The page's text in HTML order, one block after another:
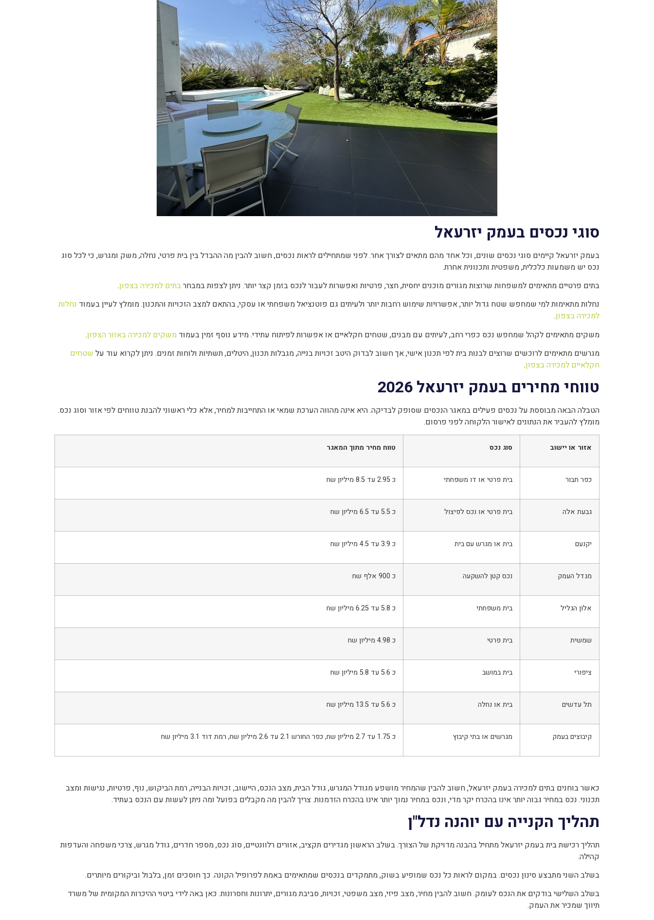
סוגי נכסים בעמק יזרעאל
בעמק יזרעאל קיימים סוגי נכסים שונים, וכל אחד מהם מתאים לצורך אחר. לפני שמתחילים לראות נכסים, חשוב להבין מה ההבדל בין בית פרטי, נחלה, משק ומגרש, כי לכל סוג
נכס יש משמעות כלכלית, משפטית ותכנונית אחרת.
בתים פרטיים מתאימים למשפחות שרוצות מגורים מוכנים יחסית, חצר, פרטיות ואפשרות לעבור לנכס בזמן קצר יותר. ניתן לצפות במבחרבתים למכירה בצפון.
נחלות מתאימות למי שמחפש שטח גדול יותר, אפשרויות שימוש רחבות יותר ולעיתים גם פוטנציאל משפחתי או עסקי, בהתאם למצב הזכויות והתכנון. מומלץ לעיין בעמוד נחלות
למכירה בצפון.
משקים מתאימים לקהל שמחפש נכס כפרי רחב, לעיתים עם מבנים, שטחים חקלאיים או אפשרות לפיתוח עתידי. מידע נוסף זמין בעמוד משקים למכירה באזור הצפון.
מגרשים מתאימים לרוכשים שרוצים לבנות בית לפי תכנון אישי, אך חשוב לבדוק היטב זכויות בנייה, מגבלות תכנון, היטלים, תשתיות ולוחות זמנים. ניתן לקרוא עוד על שטחים
חקלאיים למכירה בצפון.
טווחי מחירים בעמק יזרעאל 2026
הטבלה הבאה מבוססת על נכסים פעילים במאגר הנכסים שסופק לבדיקה. היא אינה מהווה הערכת שמאי או התחייבות למחיר, אלא כלי ראשוני להבנת טווחים לפי אזור וסוג נכס.
מומלץ להעביר את הנתונים לאישור הלקוחה לפני פרסום.
אזור או יישוב סוג נכס טווח מחיר מתוך המאגר
כפר תבור בית פרטי או דו משפחתי כ 2.95 עד 8.5 מיליון שח
גבעת אלה בית פרטי או נכס לפיצול כ 5.5 עד 6.5 מיליון שח
יקנעם בית או מגרש עם בית כ 3.9 עד 4.5 מיליון שח
מגדל העמק נכס קטן להשקעה כ 900 אלף שח
אלון הגליל בית משפחתי כ 5.8 עד 6.25 מיליון שח
שמשית בית פרטי כ 4.98 מיליון שח
ציפורי בית במושב כ 5.6 עד 5.8 מיליון שח
תל עדשים בית או נחלה כ 5.6 עד 13.5 מיליון שח
קיבוצים בעמק מגרשים או בתי קיבוץ כ 1.75 עד 2.7 מיליון שח, כפר החורש 2.1 עד 2.6 מיליון שח, רמת דוד 3.1 מיליון שח
כאשר בוחנים בתים למכירה בעמק יזרעאל, חשוב להבין שהמחיר מושפע מגודל המגרש, גודל הבית, מצב הנכס, היישוב, זכויות הבנייה, רמת הביקוש, נוף, פרטיות, נגישות ומצב
תכנוני. נכס במחיר גבוה יותר אינו בהכרח יקר מדי, ונכס במחיר נמוך יותר אינו בהכרח הזדמנות. צריך להבין מה מקבלים בפועל ומה ניתן לעשות עם הנכס בעתיד.
תהליך הקנייה עם יוהנה נדל"ן
תהליך רכישת בית בעמק יזרעאל מתחיל בהבנה מדויקת של הצורך. בשלב הראשון מגדירים תקציב, אזורים רלוונטיים, סוג נכס, מספר חדרים, גודל מגרש, צרכי משפחה והעדפות
קהילה.
בשלב השני מתבצע סינון נכסים. במקום לראות כל נכס שמופיע בשוק, מתמקדים בנכסים שמתאימים באמת לפרופיל הקונה. כך חוסכים זמן, בלבול וביקורים מיותרים.
בשלב השלישי בודקים את הנכס לעומק. חשוב להבין מחיר, מצב פיזי, מצב משפטי, זכויות, סביבת מגורים, יתרונות וחסרונות. כאן באה לידי ביטוי ההיכרות המקומית של משרד
תיווך שמכיר את העמק.